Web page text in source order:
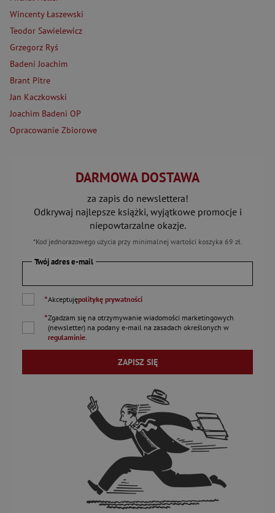
Wincenty Łaszewski
Teodor Sawielewicz
Grzegorz Ryś
Badeni Joachim
Brant Pitre
Jan Kaczkowski
Joachim Badeni OP
Opracowanie Zbiorowe
DARMOWA DOSTAWA
za zapis do newslettera!
Odkrywaj najlepsze książki, wyjątkowe promocje i
niepowtarzalne okazje.
*Kod jednorazowego użycia przy minimalnej wartości koszyka 69 zł.
Twój adres e-mail
*Akceptujępolitykę prywatności
*Zgadzam się na otrzymywanie wiadomości marketingowych
(newsletter) na podany e-mail na zasadach określonych w
regulaminie.
ZAPISZ SIĘ